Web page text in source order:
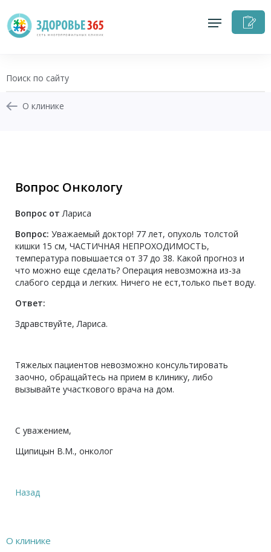
О клинике
Вопрос Онкологу
Вопрос отЛариса
Вопрос: Уважаемый доктор! 77 лет, опухоль толстой
кишки 15 см, ЧАСТИЧНАЯ НЕПРОХОДИМОСТЬ,
температура повышается от 37 до 38. Какой прогноз и
что можно еще сделать? Операция невозможна из-за
слабого сердца и легких. Ничего не ест,только пьет воду.
Ответ:
Здравствуйте, Лариса.
Тяжелых пациентов невозможно консультировать
заочно, обращайтесь на прием в клинику, либо
вызывайте участкового врача на дом.
С уважением,
Щипицын В.М., онколог
Назад
О клинике
Личный кабинет